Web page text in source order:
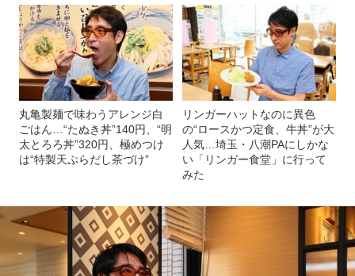
丸亀製麺で味わうアレンジ白
ごはん…“たぬき丼”140円、“明
太とろろ丼”320円、極めつけ
は“特製天ぷらだし茶づけ”
リンガーハットなのに異色
の“ロースかつ定食、牛丼”が大
人気…埼玉・八潮PAにしかな
い「リンガー食堂」に行って
みた